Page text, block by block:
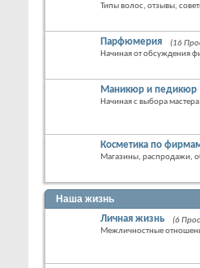
Типы волос, отзывы,
Парфюмерия
(16
Начиная от обсуждения
Маникюр и педикюр
Начиная с выбора
Косметика по
Магазины, распродажи,
Наша жизнь
Личная жизнь
(6
Межличностные